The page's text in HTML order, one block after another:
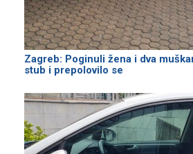
Zagreb: Poginuli žena i dva
stub i prepolovilo se